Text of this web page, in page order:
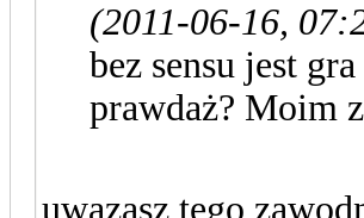
(2011-06-16,
bez sensu jest
prawdaż? Moim
uwazasz tego